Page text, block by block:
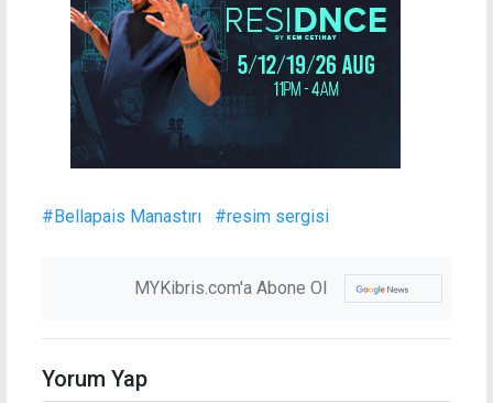
#Bellapais Manastırı #resim sergisi
MYKibris.com'a Abone Ol
Yorum Yap